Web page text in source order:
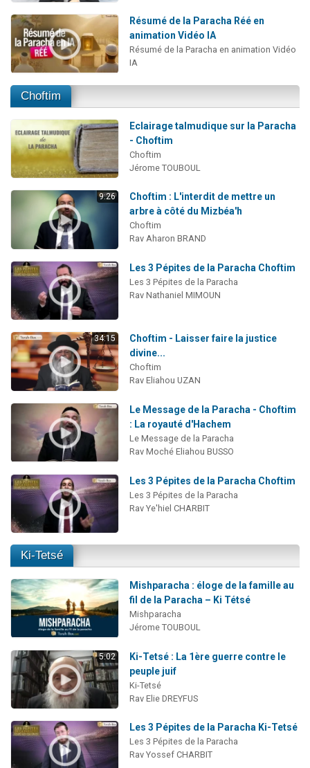
Résumé de la Paracha Réé en
animation Vidéo IA
Résumé de la Paracha en animation Vidéo
IA
Choftim
Eclairage talmudique sur la Paracha
- Choftim
Choftim
Jérome TOUBOUL
9:26
Choftim : L'interdit de mettre un
arbre à côté du Mizbéa'h
Choftim
Rav Aharon BRAND
Les 3 Pépites de la Paracha Choftim
Les 3 Pépites de la Paracha
Rav Nathaniel MIMOUN
34:15
Choftim - Laisser faire la justice
divine...
Choftim
Rav Eliahou UZAN
Le Message de la Paracha - Choftim
: La royauté d'Hachem
Le Message de la Paracha
Rav Moché Eliahou BUSSO
Les 3 Pépites de la Paracha Choftim
Les 3 Pépites de la Paracha
Rav Ye'hiel CHARBIT
Ki-Tetsé
Mishparacha : éloge de la famille au
fil de la Paracha – Ki Tétsé
Mishparacha
Jérome TOUBOUL
5:02
Ki-Tetsé : La 1ère guerre contre le
peuple juif
Ki-Tetsé
Rav Elie DREYFUS
Les 3 Pépites de la Paracha Ki-Tetsé
Les 3 Pépites de la Paracha
Rav Yossef CHARBIT